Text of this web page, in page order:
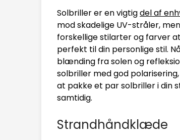
Solbriller er en vigtigdel af
mod skadelige UV-stråler,
forskellige stilarter og farver
perfekt til din personlige stil.
blænding fra solen og
solbriller med god
at pakke et par solbriller i din
samtidig.
Strandhåndklæde